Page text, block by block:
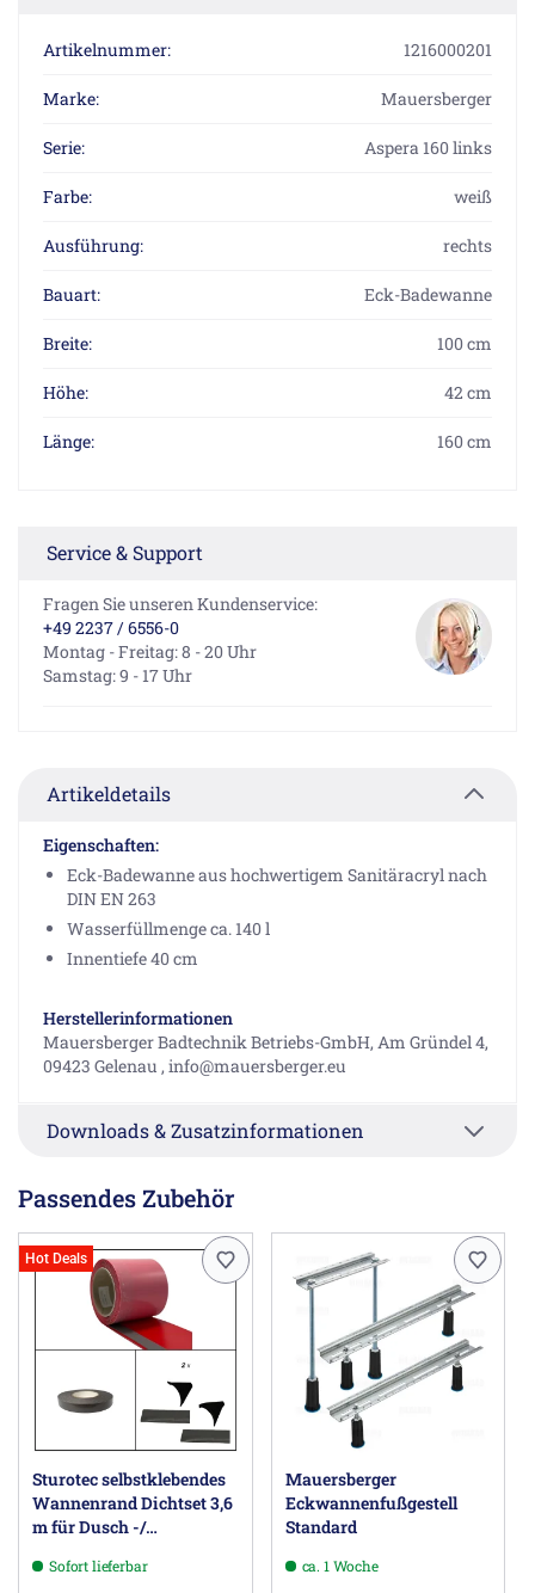
Artikelnummer: 1216000201
Marke: Mauersberger
Serie: Aspera 160 links
Farbe: weiß
Ausführung: rechts
Bauart: Eck-Badewanne
Breite: 100 cm
Höhe: 42 cm
Länge: 160 cm
Service & Support
Fragen Sie unseren Kundenservice:
+49 2237 / 6556-0
Montag - Freitag: 8 - 20 Uhr
Samstag: 9 - 17 Uhr
Artikeldetails
Eigenschaften:
Eck-Badewanne aus hochwertigem Sanitäracryl nach
DIN EN 263
Wasserfüllmenge ca. 140 l
Innentiefe 40 cm
Herstellerinformationen
Mauersberger Badtechnik Betriebs-GmbH, Am Gründel 4,
09423 Gelenau , info@mauersberger.eu
Downloads & Zusatzinformationen
Passendes Zubehör
Hot Deals
Sturotec selbstklebendes
Wannenrand Dichtset 3,6
m für Dusch -/
Sofort lieferbar
Mauersberger
Eckwannenfußgestell
Standard
ca. 1 Woche